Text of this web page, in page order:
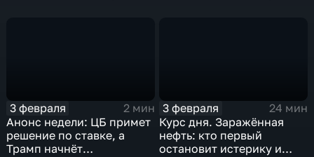
3 февраля
2 мин
Анонс недели: ЦБ примет
решение по ставке, а
Трамп начнёт
3 февраля
24 мин
Курс дня. Заражённая
нефть: кто первый
остановит истерику и